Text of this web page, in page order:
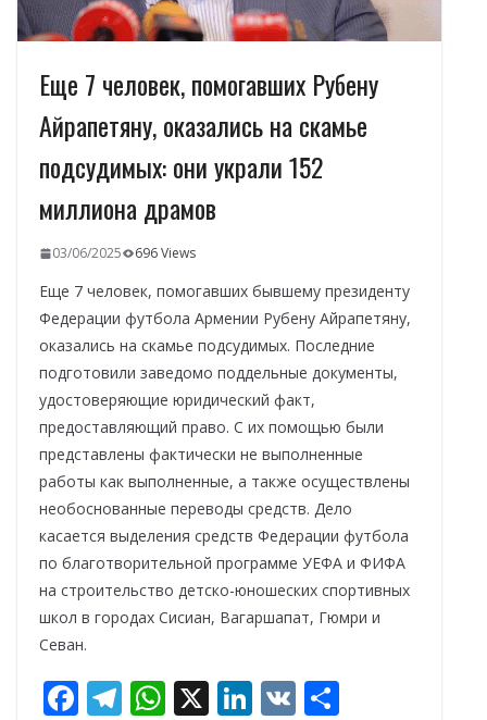
Еще 7 человек, помогавших Рубену
Айрапетяну, оказались на скамье
подсудимых: они украли 152
миллиона драмов
03/06/2025 696 Views
Еще 7 человек, помогавших бывшему президенту
Федерации футбола Армении Рубену Айрапетяну,
оказались на скамье подсудимых. Последние
подготовили заведомо поддельные документы,
удостоверяющие юридический факт,
предоставляющий право. С их помощью были
представлены фактически не выполненные
работы как выполненные, а также осуществлены
необоснованные переводы средств. Дело
касается выделения средств Федерации футбола
по благотворительной программе УЕФА и ФИФА
на строительство детско-юношеских спортивных
школ в городах Сисиан, Вагаршапат, Гюмри и
Севан.
F T W X Li V